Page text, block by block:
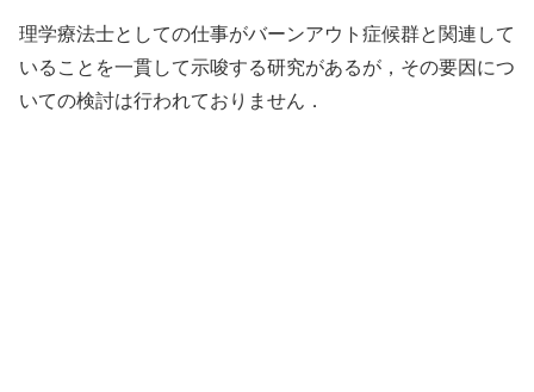
理学療法士としての仕事がバーンアウト症候群と関連して
いることを一貫して示唆する研究があるが，その要因につ
いての検討は行われておりません．